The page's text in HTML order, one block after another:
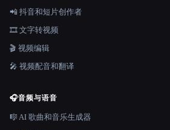
📲 抖音和短片创作者
🎞️ 文字转视频
🎬 视频编辑
🎤 视频配音和翻译
🎧音频与语音
🎼 AI 歌曲和音乐生成器